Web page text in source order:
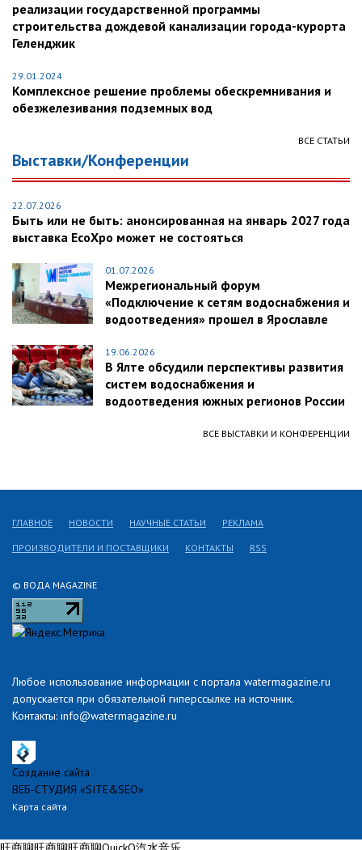
реализации государственной программы
строительства дождевой канализации города-курорта
Геленджик
29.01.2024
Комплексное решение проблемы обескремнивания и
обезжелезивания подземных вод
ВСЕ СТАТЬИ
Выставки/Конференции
22.07.2026
Быть или не быть: анонсированная на январь 2027 года
выставка EcoXpo может не состояться
01.07.2026
Межрегиональный форум
«Подключение к сетям водоснабжения и
водоотведения» прошел в Ярославле
19.06.2026
В Ялте обсудили перспективы развития
систем водоснабжения и
водоотведения южных регионов России
ВСЕ ВЫСТАВКИ И КОНФЕРЕНЦИИ
© ВОДА MAGAZINE
Любое использование информации с портала watermagazine.ru
допускается при обязательной гиперссылке на источник.
Контакты: info@watermagazine.ru
ГЛАВНОЕ НОВОСТИ НАУЧНЫЕ СТАТЬИ РЕКЛАМА
ПРОИЗВОДИТЕЛИ И ПОСТАВЩИКИ КОНТАКТЫ RSS
Создание сайта
ВЕБ-СТУДИЯ «SITE&SEO»
Карта сайта